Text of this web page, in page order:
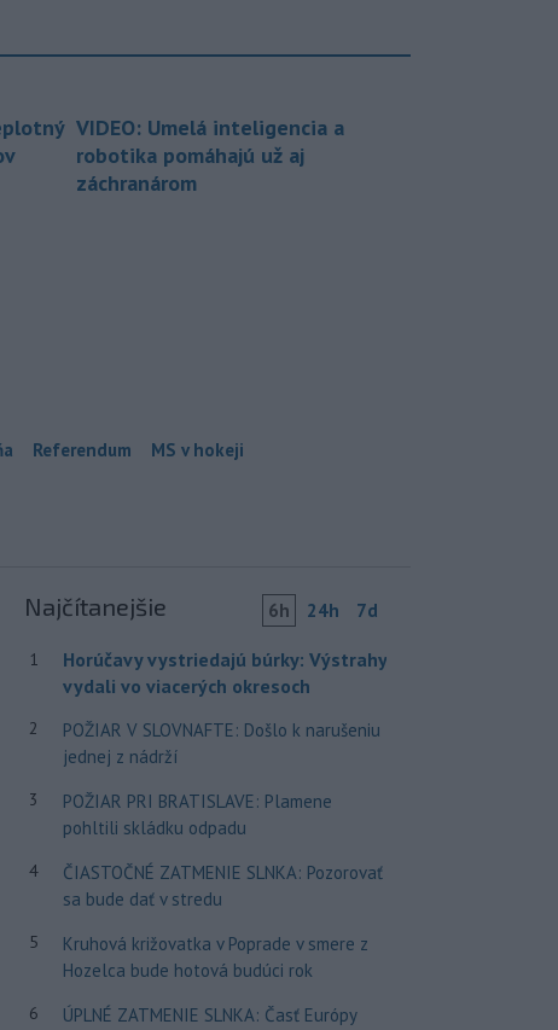
VIDEO: Umelá inteligencia a
robotika pomáhajú už aj
záchranárom
Referendum MS v hokeji
Najčítanejšie 6h 24h 7d
1
Horúčavy vystriedajú búrky: Výstrahy
vydali vo viacerých okresoch
2
POŽIAR V SLOVNAFTE: Došlo k narušeniu
jednej z nádrží
3
POŽIAR PRI BRATISLAVE: Plamene
pohltili skládku odpadu
4
ČIASTOČNÉ ZATMENIE SLNKA: Pozorovať
sa bude dať v stredu
5
Kruhová križovatka v Poprade v smere z
Hozelca bude hotová budúci rok
6
ÚPLNÉ ZATMENIE SLNKA: Časť Európy